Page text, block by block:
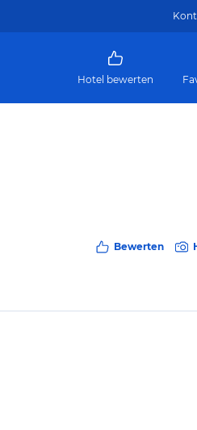
Hotel bewerten
Bewerten